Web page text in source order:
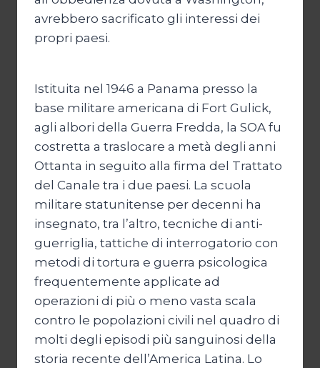
avrebbero sacrificato gli interessi dei
propri paesi.
Istituita nel 1946 a Panama presso la
base militare americana di Fort Gulick,
agli albori della Guerra Fredda, la SOA fu
costretta a traslocare a metà degli anni
Ottanta in seguito alla firma del Trattato
del Canale tra i due paesi. La scuola
militare statunitense per decenni ha
insegnato, tra l’altro, tecniche di anti-
guerriglia, tattiche di interrogatorio con
metodi di tortura e guerra psicologica
frequentemente applicate ad
operazioni di più o meno vasta scala
contro le popolazioni civili nel quadro di
molti degli episodi più sanguinosi della
storia recente dell’America Latina. Lo